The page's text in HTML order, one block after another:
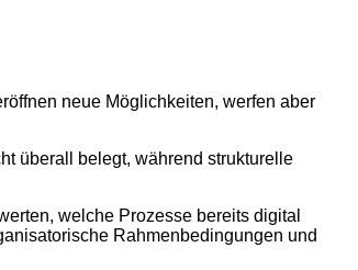
neue Möglichkeiten, werfen aber
überall belegt, während strukturelle
welche Prozesse bereits digital
Rahmenbedingungen und